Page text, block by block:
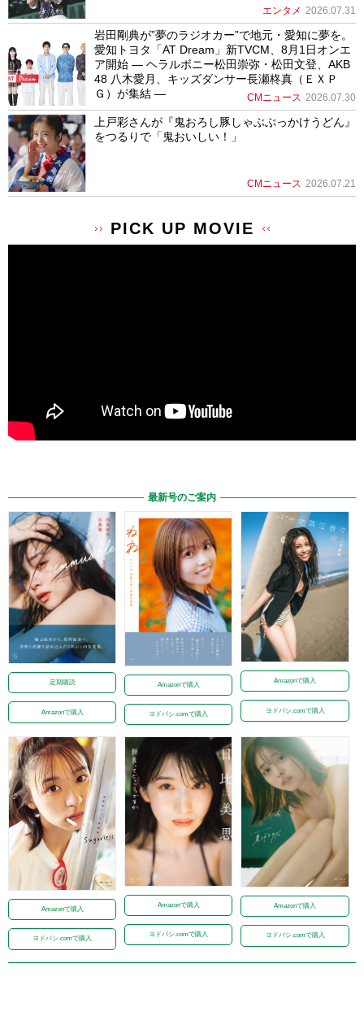
エンタメ 2026.07.31
岩田剛典が”夢のラジオカー”で地元・愛知に夢を。
愛知トヨタ「AT Dream」新TVCM、8月1日オンエ
ア開始 ― ヘラルボニー松田崇弥・松田文登、AKB
48 八木愛月、キッズダンサー長瀬柊真（ＥＸＰ
Ｇ）が集結 ―
CMニュース 2026.07.30
上戸彩さんが『鬼おろし豚しゃぶぶっかけうどん』
をつるりで「鬼おいしい！」
CMニュース 2026.07.21
PICK UP MOVIE
最新号のご案内
定期購読
Amazonで購入
Amazonで購入
ヨドバシ.comで購入
Amazonで購入
ヨドバシ.comで購入
Amazonで購入
ヨドバシ.comで購入
Amazonで購入
ヨドバシ.comで購入
Amazonで購入
ヨドバシ.comで購入